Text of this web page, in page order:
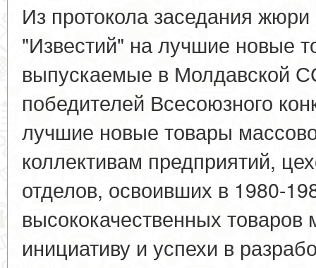
Из протокола заседания
"Известий" на лучшие новые
выпускаемые в Молдавской
победителей Всесоюзного
лучшие новые товары
коллективам предприятий,
отделов, освоивших в 1980-
высококачественных товаров
инициативу и успехи в